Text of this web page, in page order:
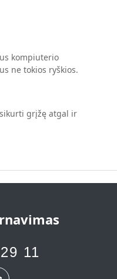
kompiuterio
ne tokios ryškios.
grįžę atgal ir
11